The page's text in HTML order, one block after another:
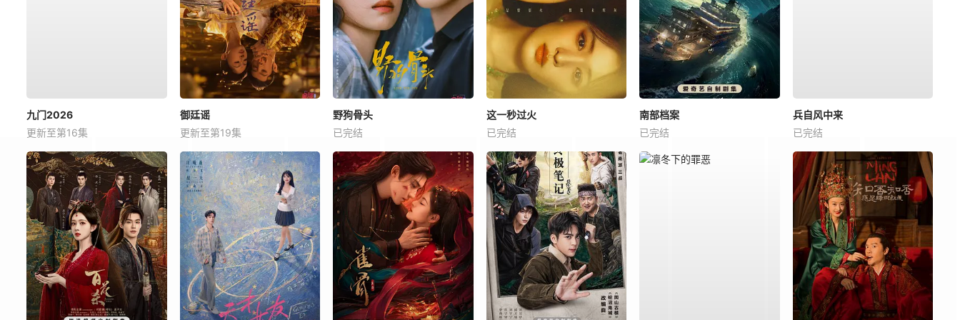
九门2026
更新至第16集
御廷谣
更新至第19集
野狗骨头
已完结
这一秒过火
已完结
南部档案
已完结
兵自风中来
已完结